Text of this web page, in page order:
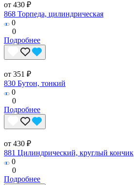
от 430 ₽
868 Торпеда, цилиндрическая
0
0
Подробнее
от 351 ₽
830 Бутон, тонкий
0
0
Подробнее
от 430 ₽
881 Цилиндрический, круглый кончик
0
0
Подробнее